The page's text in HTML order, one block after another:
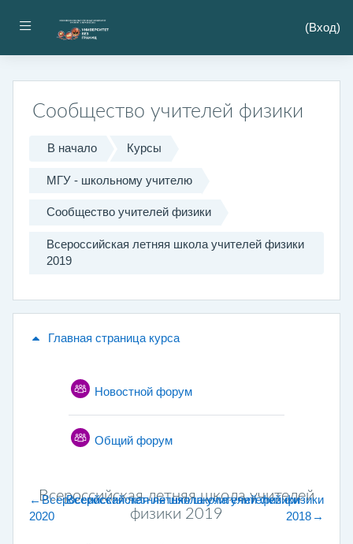
Боковая панель (Вход)
Сообщество учителей физики
В начало Курсы
МГУ - школьному учителю
Сообщество учителей физики
Всероссийская летняя школа учителей физики
2019
Главная страница курса
Новостной форум
Общий форум
←Всероссийская летняя школа учителей физики
2020
Всероссийская летняя школа учителей физики
2018 →
Всероссийская летняя школа учителей
физики 2019